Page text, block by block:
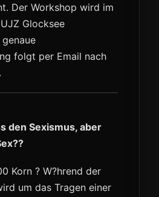
Der Workshop wird im
Glocksee
folgt per Email nach
den Sexismus, aber
Korn ? W?hrend der
um das Tragen einer